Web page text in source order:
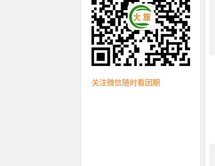
关注微信随时看团期